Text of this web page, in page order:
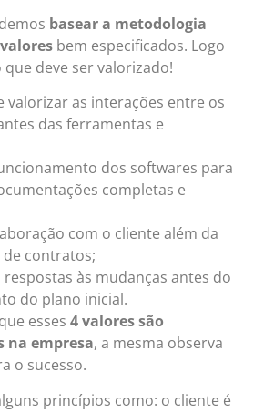
basear a metodologia
bem especificados. Logo
deve ser valorizado!
valorizar as interações entre os
das ferramentas e
dos softwares para
completas e
com o cliente além da
de contratos;
às mudanças antes do
do plano inicial.
esses4 valores são
na empresa, a mesma observa
o sucesso.
princípios como: o cliente é